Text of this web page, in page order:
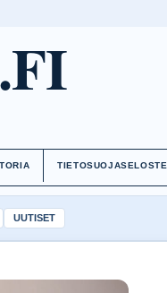
TIETOSUOJASELOSTE
UUTISET